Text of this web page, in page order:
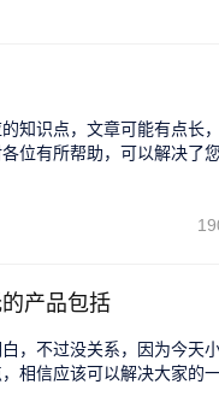
知识点，文章可能有点长
位有所帮助，可以解决了
产品包括
，不过没关系，因为今天
相信应该可以解决大家的